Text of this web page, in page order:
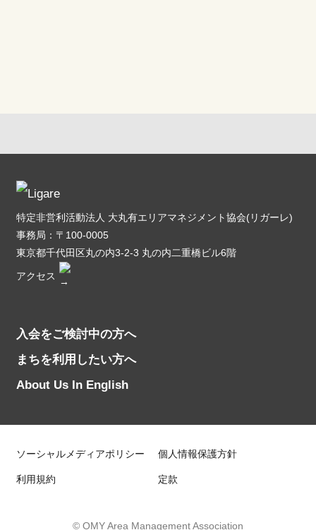
特定非営利活動法人 大丸有エリアマネジメント協会(リガーレ)
事務局：〒100-0005
東京都千代田区丸の内3-2-3 丸の内二重橋ビル6階
アクセス
入会をご検討中の方へ
まちを利用したい方へ
About Us In English
ソーシャルメディアポリシー 個人情報保護方針
利用規約 定款
© OMY Area Management Association